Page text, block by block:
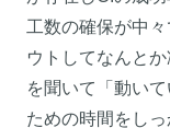
工数の確保が中
ウトしてなんと
を聞いて「動い
ための時間をし